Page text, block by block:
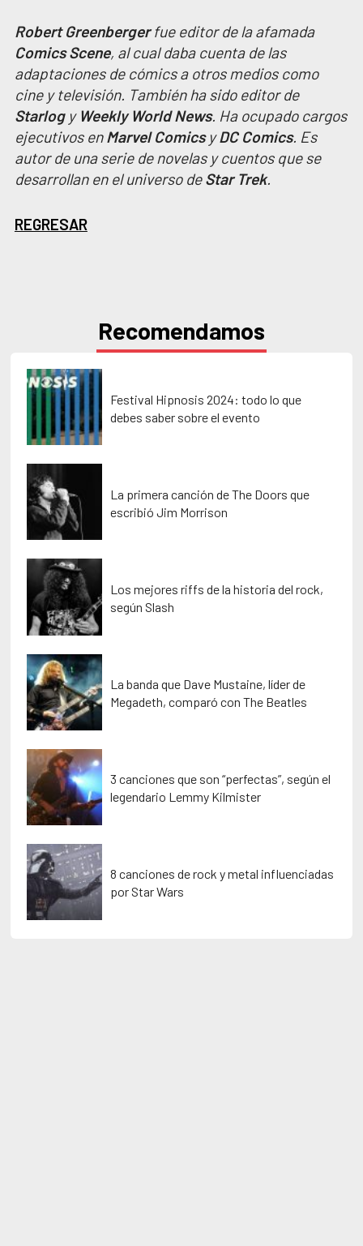
Robert Greenbergerfue editor de la afamada
Comics Scene, al cual daba cuenta de las
adaptaciones de cómics a otros medios como
cine y televisión. También ha sido editor de
Starlogy Weekly World News. Ha ocupado cargos
ejecutivos enMarvel ComicsyDC Comics. Es
autor de una serie de novelas y cuentos que se
desarrollan en el universo deStar Trek.
REGRESAR
Recomendamos
Festival Hipnosis 2024: todo lo que
debes saber sobre el evento
La primera canción de The Doors que
escribió Jim Morrison
Los mejores riffs de la historia del rock,
según Slash
La banda que Dave Mustaine, líder de
Megadeth, comparó con The Beatles
3 canciones que son “perfectas”, según el
legendario Lemmy Kilmister
8 canciones de rock y metal influenciadas
por Star Wars